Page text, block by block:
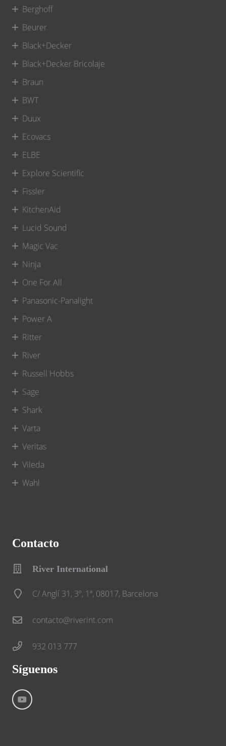
Berghoff
Beurer
Black+Decker
Black+Decker Bricolaje
Braun
BWT
Duux
Ecovacs
ELBE
Explore Scientific
Fissler
KitchenAid
Lucid Sound
Magic Vac
Ninja
One For All
Panasonic-Panalight
Power A
Ritter
River
Russell Hobbs
Sage
Shark
Varta
Veritas
Vileda
Wahl
Contacto
River International
C/ Anglí 31, 3º, 1ª, 08017, Barcelona
contacto@riverint.com
932 013 777
Síguenos